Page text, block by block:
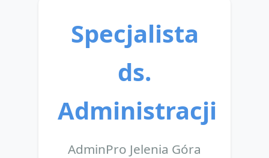
Specjalista
ds.
Administracji
AdminPro Jelenia Góra